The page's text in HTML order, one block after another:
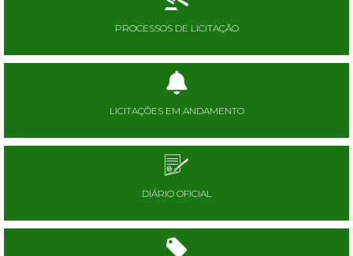
PROCESSOS DE LICITAÇÃO
LICITAÇÕES EM ANDAMENTO
DIÁRIO OFICIAL